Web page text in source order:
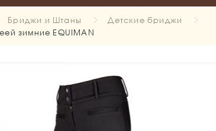
Бриджи и Штаны
Детские бриджи
зимние EQUIMAN